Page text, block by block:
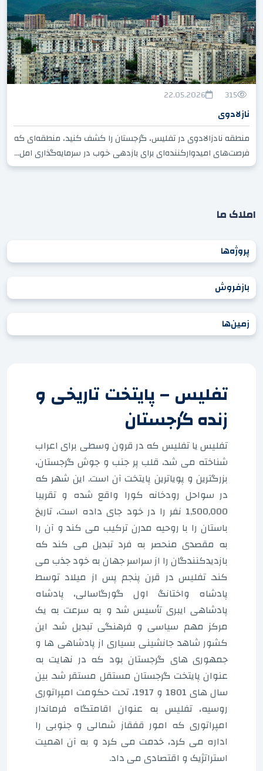
315
22.05.2026
نازلادوی
منطقه نادزالادوی در تفلیس، گرجستان را کشف کنید، منطقه‌ای که
فرصت‌های امیدوارکننده‌ای برای بازدهی خوب در سرمایه‌گذاری امل...
املاک ما
پروژه‌ها
بازفروش
زمین‌ها
تفلیس – پایتخت تاریخی و
زنده گرجستان
تفلیس یا تفلیس که در قرون وسطی برای اعراب
شناخته می شد، قلب پر جنب و جوش گرجستان،
بزرگترین و پویاترین پایتخت آن است. این شهر که
در سواحل رودخانه کورا واقع شده و تقریبا
1,500,000 نفر را در خود جای داده است، تاریخ
باستان را با روحیه مدرن ترکیب می کند و آن را
به مقصدی منحصر به فرد تبدیل می کند که
بازدیدکنندگان را از سراسر جهان به خود جذب می
کند. تفلیس در قرن پنجم پس از میلاد توسط
پادشاه واختانگ اول گورگاسالی، پادشاه
پادشاهی ایبری تأسیس شد و به سرعت به یک
مرکز مهم سیاسی و فرهنگی تبدیل شد. این
کشور شاهد جانشینی بسیاری از پادشاهی ها و
جمهوری های گرجستان بود که در نهایت به
عنوان پایتخت گرجستان مستقل مستقر شد. بین
سال های 1801 و 1917، تحت حکومت امپراتوری
روسیه، تفلیس به عنوان اقامتگاه فرماندار
امپراتوری که امور قفقاز شمالی و جنوبی را
اداره می کرد، خدمت می کرد و به آن اهمیت
استراتژیک و اقتصادی می داد.